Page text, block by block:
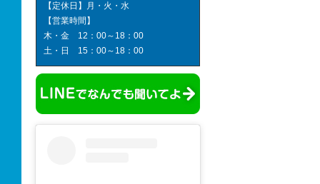
【定休日】月・火・水
【営業時間】
木・金 12：00～18：00
土・日 15：00～18：00